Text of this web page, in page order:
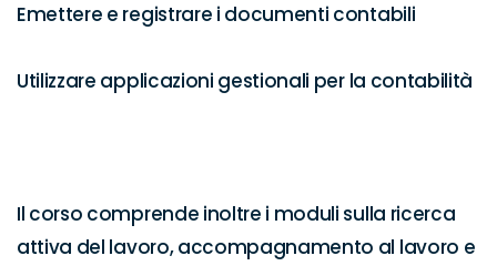
Emettere e registrare i documenti contabili
Utilizzare applicazioni gestionali per la contabilità
Il corso comprende inoltre i moduli sulla ricerca
attiva del lavoro, accompagnamento al lavoro e